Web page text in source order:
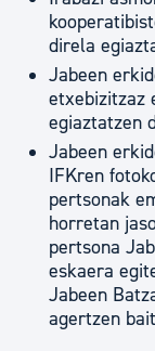
direla
Jabeen
etxebizitzaz
egiaztatzen
Jabeen
IFKren
pertsonak
horretan
pertsona
eskaera
Jabeen
agertzen